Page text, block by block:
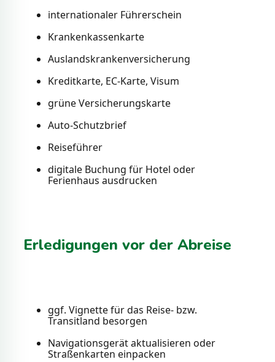
internationaler Führerschein
Krankenkassenkarte
Auslandskrankenversicherung
Kreditkarte, EC-Karte, Visum
grüne Versicherungskarte
Auto-Schutzbrief
Reiseführer
digitale Buchung für Hotel oder
Ferienhaus ausdrucken
Erledigungen vor der Abreise
ggf. Vignette für das Reise- bzw.
Transitland besorgen
Navigationsgerät aktualisieren oder
Straßenkarten einpacken